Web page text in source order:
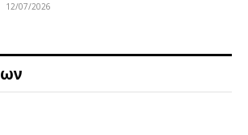
12/07/2026